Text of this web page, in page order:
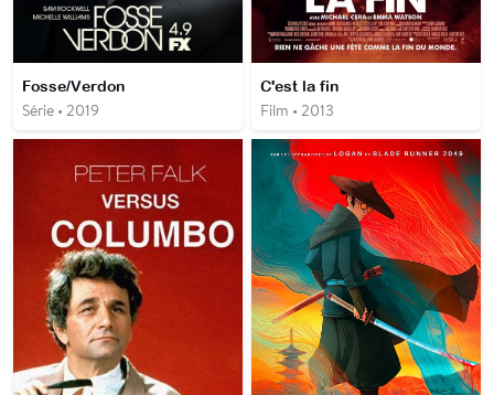
Fosse/Verdon
Série • 2019
C'est la fin
Film • 2013